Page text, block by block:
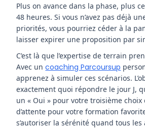
Plus on avance dans la phase, plus
48 heures. Si vous n’avez pas déjà
priorités, vous pourriez céder à la
laisser expirer une proposition par
C’est là que l’expertise de terrain
Avec uncoaching Parcoursup
apprenez à simuler ces scénarios.
exactement quoi répondre le jour J,
un « Oui » pour votre troisième choix
d’attente pour votre formation
s’autoriser la sérénité quand tous les